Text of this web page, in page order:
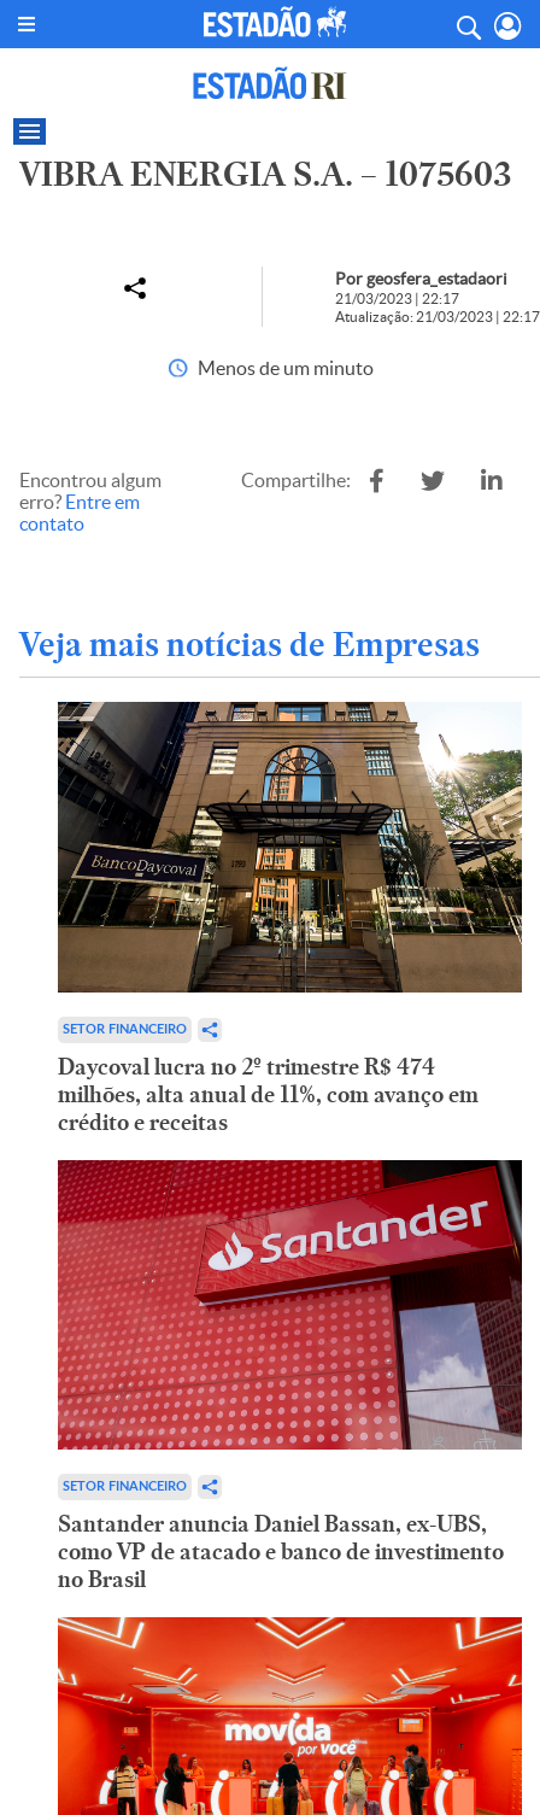
VIBRA ENERGIA S.A. – 1075603
Por geosfera_estadaori
21/03/2023 | 22:17
Atualização: 21/03/2023 | 22:17
Menos de um minuto
Encontrou algum
erro? Entre em
contato
Compartilhe:
Veja mais notícias de Empresas
SETOR FINANCEIRO
Daycoval lucra no 2º trimestre R$ 474
milhões, alta anual de 11%, com avanço em
crédito e receitas
SETOR FINANCEIRO
Santander anuncia Daniel Bassan, ex-UBS,
como VP de atacado e banco de investimento
no Brasil